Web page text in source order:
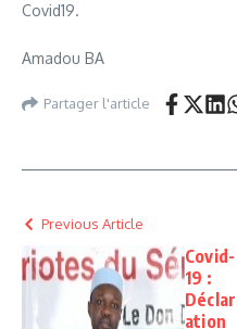
Covid19.
Amadou BA
Partager l'article
Previous Article
Covid-
19 :
Déclar
ation